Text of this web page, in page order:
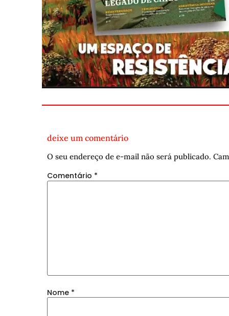
deixe um comentário
O seu endereço de e-mail não será publicado.
Comentário *
Nome *